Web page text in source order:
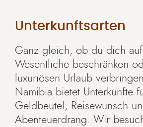
Unterkunftsarten
Ganz gleich, ob du dich
Wesentliche beschränken
luxuriösen Urlaub
Namibia bietet Unterkünfte
Geldbeutel, Reisewunsch
Abenteuerdrang. Wir